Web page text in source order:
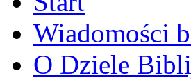
Wiadomości
O Dziele